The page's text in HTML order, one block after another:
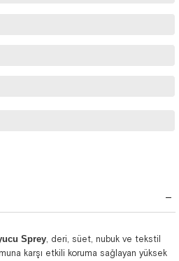
Sprey, deri, süet, nubuk ve tekstil
karşı etkili koruma sağlayan yüksek